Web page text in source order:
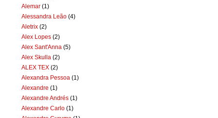
Alemar (1)
Alessandra Leão (4)
Aletrix (2)
Alex Lopes (2)
Alex Sant'Anna (5)
Alex Skulla (2)
ALEX TEX (2)
Alexandra Pessoa (1)
Alexandre (1)
Alexandre Andrés (1)
Alexandre Carlo (1)